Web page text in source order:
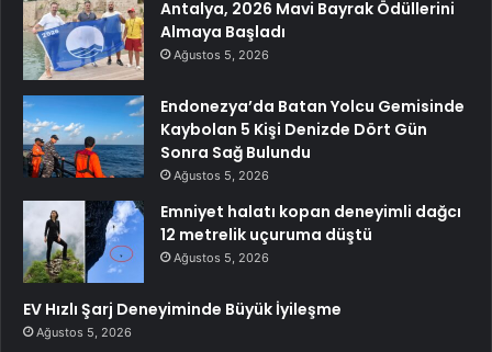
Antalya, 2026 Mavi Bayrak Ödüllerini
Almaya Başladı
Ağustos 5, 2026
Endonezya’da Batan Yolcu Gemisinde
Kaybolan 5 Kişi Denizde Dört Gün
Sonra Sağ Bulundu
Ağustos 5, 2026
Emniyet halatı kopan deneyimli dağcı
12 metrelik uçuruma düştü
Ağustos 5, 2026
EV Hızlı Şarj Deneyiminde Büyük İyileşme
Ağustos 5, 2026